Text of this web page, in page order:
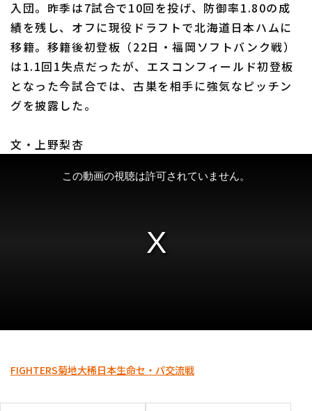
入団。昨季は7試合で10回を投げ、防御率1.80の成
績を残し、オフに現役ドラフトで北海道日本ハムに
移籍。移籍後初登板（22日・福岡ソフトバンク戦）
は1.1回1失点だったが、エスコンフィールド初登板
となった今試合では、古巣を相手に強気なピッチン
グを披露した。
文・上野梨杏
FIGHTERS菊地大稀日本生命セ・パ交流戦